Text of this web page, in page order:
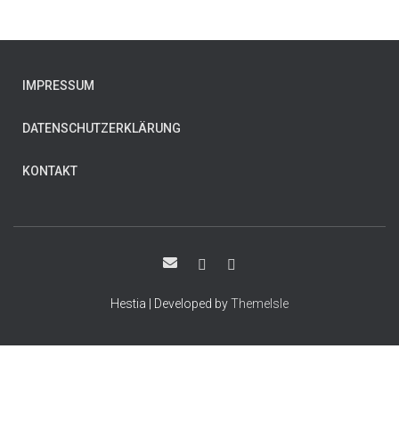
IMPRESSUM
DATENSCHUTZERKLÄRUNG
KONTAKT
Hestia | Developed byThemeIsle